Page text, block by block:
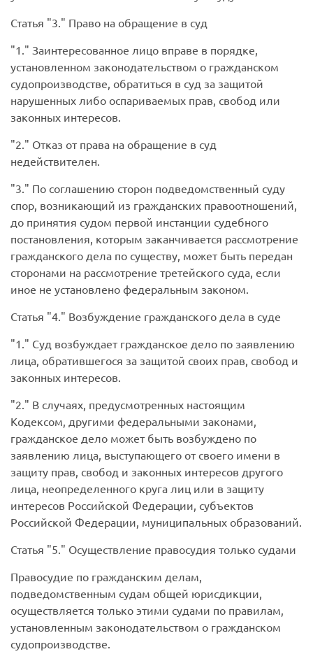
Статья
3.
Право на обращение в суд
1. Заинтересованное лицо вправе в порядке,
установленном законодательством о гражданском
судопроизводстве, обратиться в суд за защитой
нарушенных либо оспариваемых прав, свобод или
законных интересов.
2.
Отказ от права на обращение в суд
недействителен.
3.
По соглашению сторон подведомственный суду
спор, возникающий из гражданских правоотношений,
до принятия судом первой инстанции судебного
постановления, которым заканчивается рассмотрение
гражданского дела по существу, может быть передан
сторонами на рассмотрение третейского суда, если
иное не установлено федеральным законом.
Статья 4.
Возбуждение гражданского дела в суде
1.
Суд возбуждает гражданское дело по заявлению
лица, обратившегося за защитой своих прав, свобод и
законных интересов.
2.
В случаях, предусмотренных настоящим
Кодексом, другими федеральными законами,
гражданское дело может быть возбуждено по
заявлению лица, выступающего от своего имени в
защиту прав, свобод и законных интересов другого
лица, неопределенного круга лиц или в защиту
интересов Российской Федерации, субъектов
Российской Федерации, муниципальных образований.
Статья
5.
Осуществление правосудия только судами
Правосудие по гражданским делам,
подведомственным судам общей юрисдикции,
осуществляется только этими судами по правилам,
установленным законодательством о гражданском
судопроизводстве.